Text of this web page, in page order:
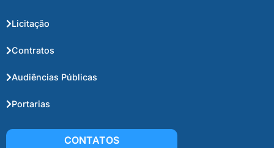
Licitação
Contratos
Audiências Públicas
Portarias
CONTATOS